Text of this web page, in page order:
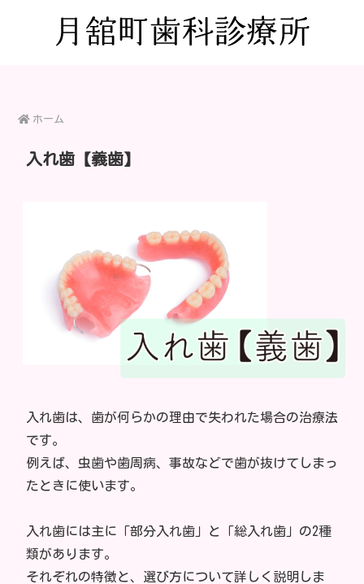
ホーム
入れ歯【義歯】
入れ歯は、歯が何らかの理由で失われた場合の治療法
です。
例えば、虫歯や歯周病、事故などで歯が抜けてしまっ
たときに使います。
入れ歯には主に「部分入れ歯」と「総入れ歯」の2種
類があります。
それぞれの特徴と、選び方について詳しく説明しま